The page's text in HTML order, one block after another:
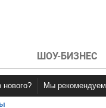
ШОУ-БИЗНЕС
нового? Мы рекомендуем